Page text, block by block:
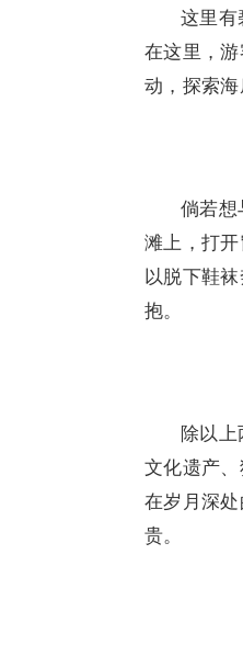
这里有
在这里，
动，探索海
倘若想
滩上，打
以脱下鞋
抱。
除以
文化遗产
在岁月深
贵。